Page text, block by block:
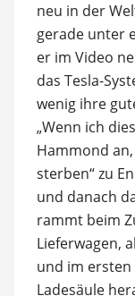
neu in der
gerade unter
er im Video
das Tesla-
wenig ihre
„Wenn ich
Hammond
sterben“ zu
und danach
rammt beim
Lieferwagen,
und im ersten
Ladesäule